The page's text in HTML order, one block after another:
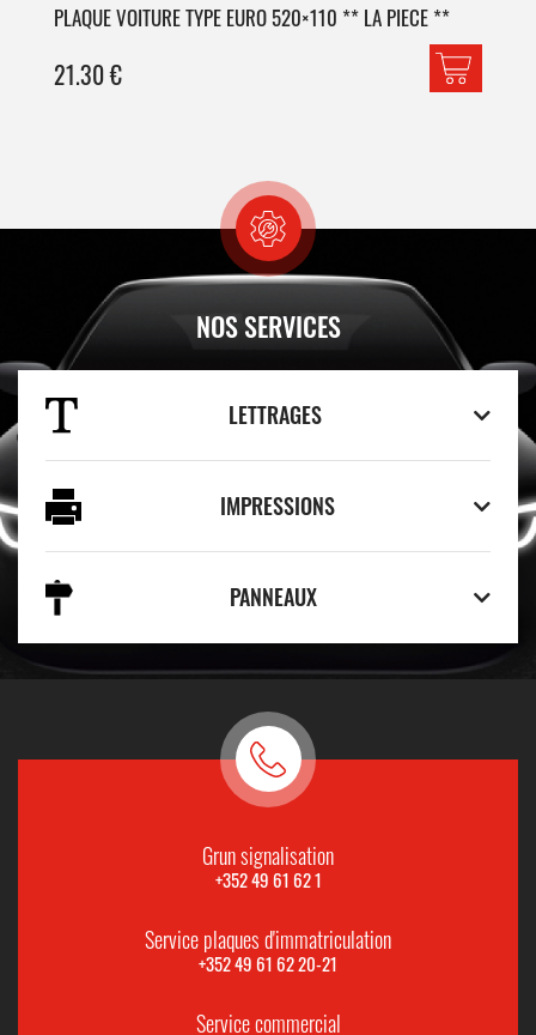
PLAQUE VOITURE TYPE EURO 520×110 ** LA PIECE **
21.30€
NOS SERVICES
LETTRAGES
IMPRESSIONS
PANNEAUX
Grun signalisation
+352 49 61 62 1
Service plaques d'immatriculation
+352 49 61 62 20-21
Service commercial